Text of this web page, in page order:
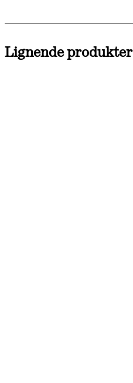
Lignende produkter